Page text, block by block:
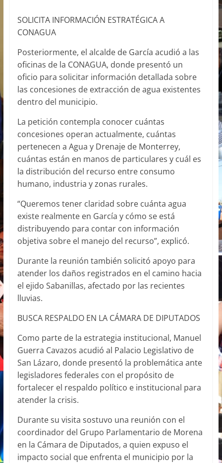
SOLICITA INFORMACIÓN ESTRATÉGICA A
CONAGUA
Posteriormente, el alcalde de García acudió a las
oficinas de la CONAGUA, donde presentó un
oficio para solicitar información detallada sobre
las concesiones de extracción de agua existentes
dentro del municipio.
La petición contempla conocer cuántas
concesiones operan actualmente, cuántas
pertenecen a Agua y Drenaje de Monterrey,
cuántas están en manos de particulares y cuál es
la distribución del recurso entre consumo
humano, industria y zonas rurales.
“Queremos tener claridad sobre cuánta agua
existe realmente en García y cómo se está
distribuyendo para contar con información
objetiva sobre el manejo del recurso”, explicó.
Durante la reunión también solicitó apoyo para
atender los daños registrados en el camino hacia
el ejido Sabanillas, afectado por las recientes
lluvias.
BUSCA RESPALDO EN LA CÁMARA DE DIPUTADOS
Como parte de la estrategia institucional, Manuel
Guerra Cavazos acudió al Palacio Legislativo de
San Lázaro, donde presentó la problemática ante
legisladores federales con el propósito de
fortalecer el respaldo político e institucional para
atender la crisis.
Durante su visita sostuvo una reunión con el
coordinador del Grupo Parlamentario de Morena
en la Cámara de Diputados, a quien expuso el
impacto social que enfrenta el municipio por la